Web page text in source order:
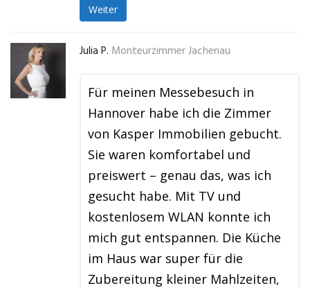
Weiter
Julia P. Monteurzimmer Jachenau
Für meinen Messebesuch in
Hannover habe ich die Zimmer
von Kasper Immobilien gebucht.
Sie waren komfortabel und
preiswert – genau das, was ich
gesucht habe. Mit TV und
kostenlosem WLAN konnte ich
mich gut entspannen. Die Küche
im Haus war super für die
Zubereitung kleiner Mahlzeiten,